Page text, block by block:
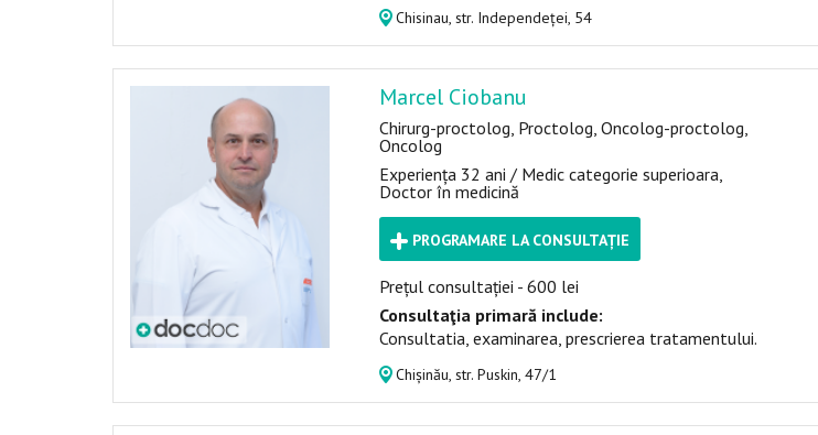
Chisinau, str. Independeței, 54
Marcel Ciobanu
Chirurg-proctolog, Proctolog, Oncolog-proctolog,
Oncolog
Experiența 32 ani / Medic categorie superioara,
Doctor în medicină
PROGRAMARE LA CONSULTAȚIE
Prețul consultației - 600 lei
Consultaţia primară include:
Consultatia, examinarea, prescrierea tratamentului.
Chișinău, str. Puskin, 47/1